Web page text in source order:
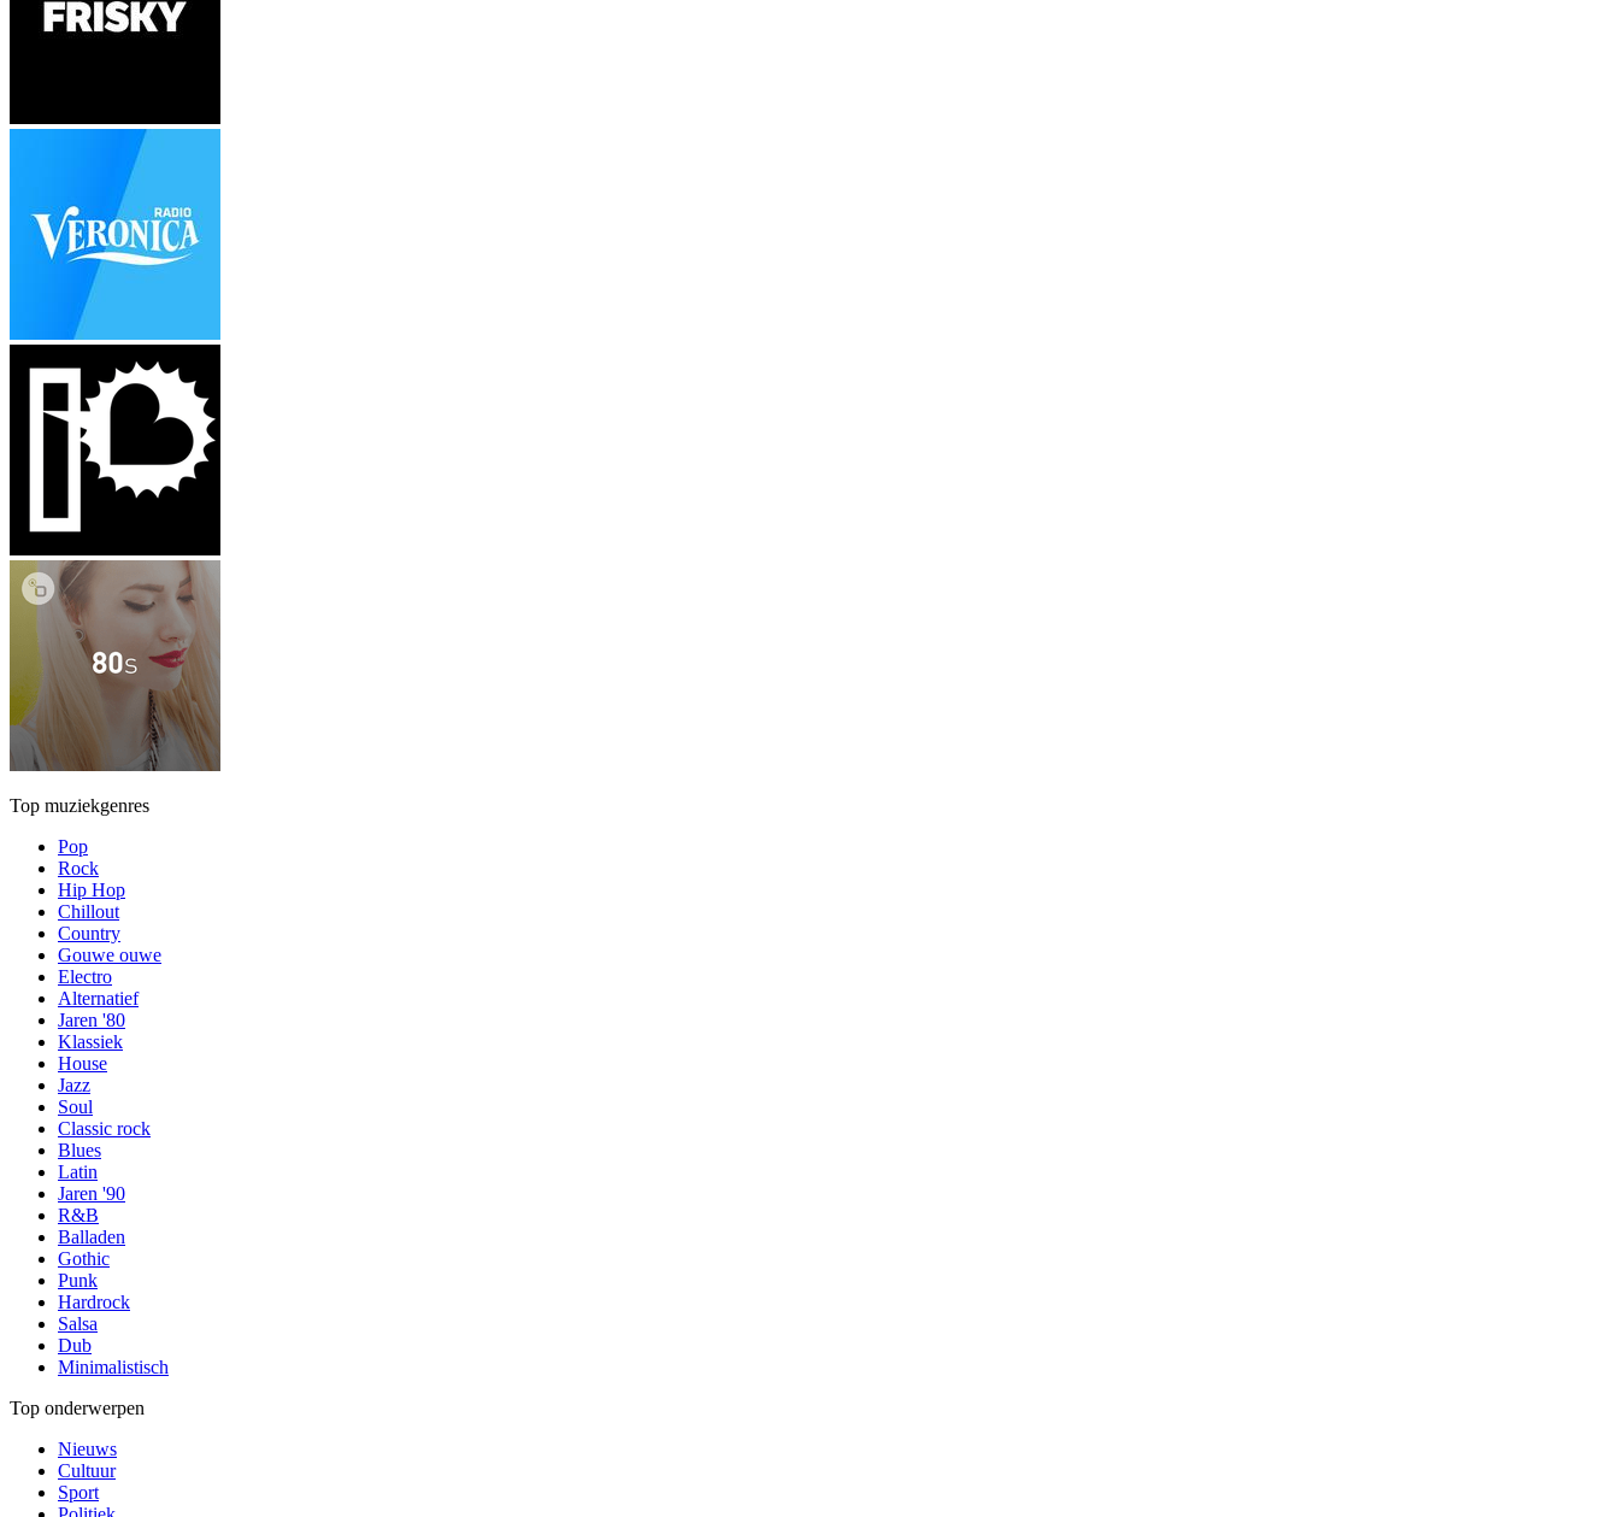
Top muziekgenres
Pop
Rock
Hip Hop
Chillout
Country
Gouwe ouwe
Electro
Alternatief
Jaren '80
Klassiek
House
Jazz
Soul
Classic rock
Blues
Latin
Jaren '90
R&B
Balladen
Gothic
Punk
Hardrock
Salsa
Dub
Minimalistisch
Top onderwerpen
Nieuws
Cultuur
Sport